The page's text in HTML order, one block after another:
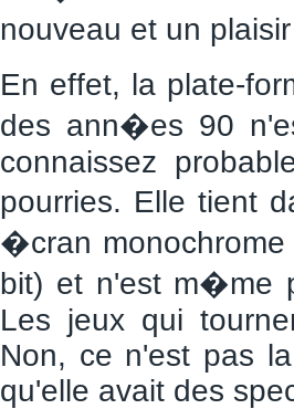
nouveau et un
En effet, la plate-
des ann�es 90
connaissez
pourries. Elle tient
�cran
bit) et n'est m�me
Les jeux qui
Non, ce n'est pas
qu'elle avait des